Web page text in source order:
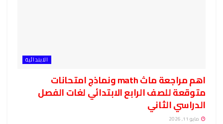
الابتدائية
اهم مراجعة ماث math ونماذج امتحانات
متوقعة للصف الرابع الابتدائي لغات الفصل
الدراسي الثاني
مايو 11, 2026